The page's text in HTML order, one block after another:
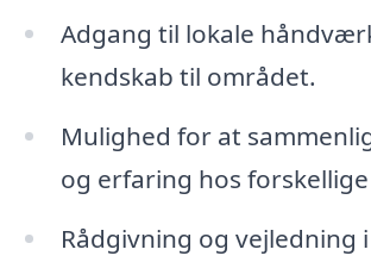
Adgang til lokale
kendskab til området.
Mulighed for at
og erfaring hos
Rådgivning og vejledning